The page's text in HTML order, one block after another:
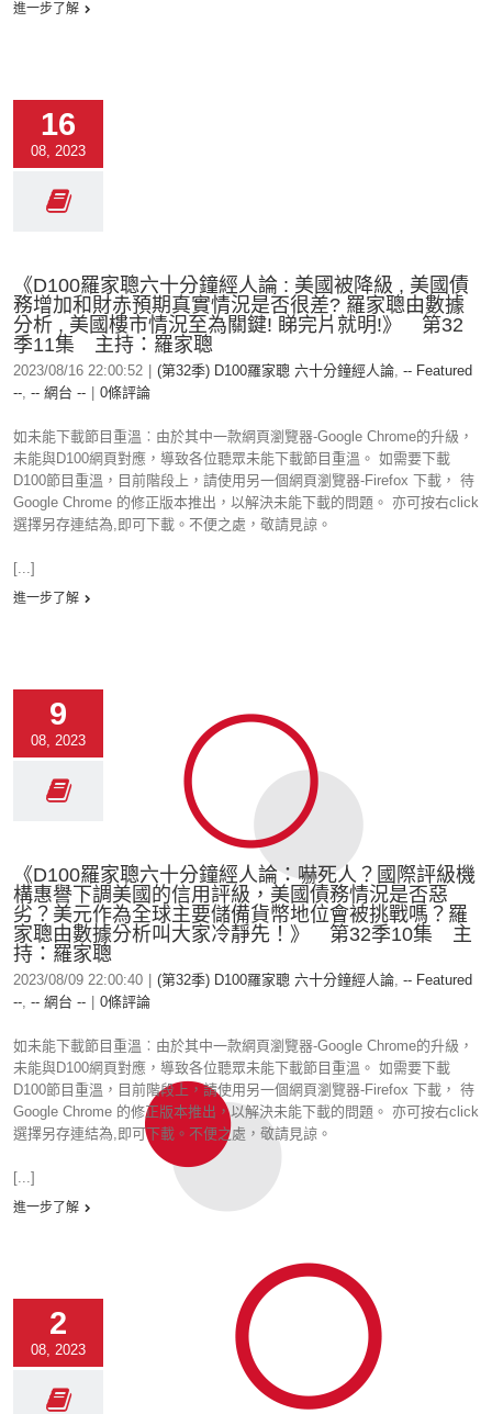
進一步了解
16
08, 2023
《D100羅家聰六十分鐘經人論 : 美國被降級 , 美國債
務增加和財赤預期真實情況是否很差? 羅家聰由數據
分析 , 美國樓市情況至為關鍵! 睇完片就明!》 第32
季11集 主持：羅家聰
2023/08/16 22:00:52 (第32季) D100羅家聰 六十分鐘經人論, -- Featured
--, -- 網台 -- 0條評論
如未能下載節目重溫︰由於其中一款網頁瀏覽器-Google Chrome的升級，
未能與D100網頁對應，導致各位聽眾未能下載節目重溫。 如需要下載
D100節目重溫，目前階段上，請使用另一個網頁瀏覽器-Firefox 下載， 待
Google Chrome 的修正版本推出，以解決未能下載的問題。 亦可按右click
選擇另存連結為,即可下載。不便之處，敬請見諒。
[...]
進一步了解
9
08, 2023
《D100羅家聰六十分鐘經人論：嚇死人？國際評級機
構惠譽下調美國的信用評級，美國債務情況是否惡
劣？美元作為全球主要儲備貨幣地位會被挑戰嗎？羅
家聰由數據分析叫大家冷靜先！》 第32季10集 主
持：羅家聰
2023/08/09 22:00:40 (第32季) D100羅家聰 六十分鐘經人論, -- Featured
--, -- 網台 -- 0條評論
如未能下載節目重溫︰由於其中一款網頁瀏覽器-Google Chrome的升級，
未能與D100網頁對應，導致各位聽眾未能下載節目重溫。 如需要下載
D100節目重溫，目前階段上，請使用另一個網頁瀏覽器-Firefox 下載， 待
Google Chrome 的修正版本推出，以解決未能下載的問題。 亦可按右click
選擇另存連結為,即可下載。不便之處，敬請見諒。
[...]
進一步了解
2
08, 2023